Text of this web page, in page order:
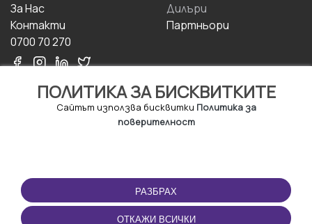
ПОЛИТИКА ЗА БИСКВИТКИТЕ
Сайтът използва бисквитки Политика за
поверителност
РАЗБРАХ
ОТКАЖИ ВСИЧКИ
За Hас
Контакти
0700 70 270
Дилъри
Партньори
ПОЛЗВАНЕ
Правила и условия за
ползване
ПРИЛОЖЕНИЕТО